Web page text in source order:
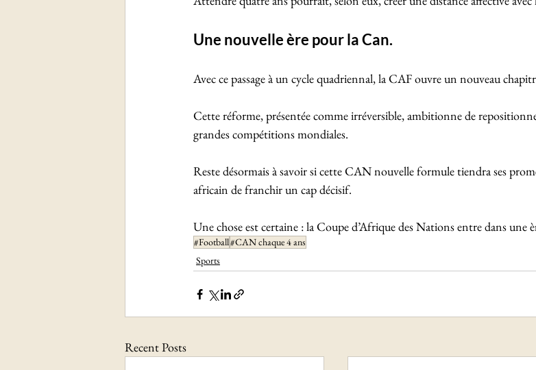
Une nouvelle ère pour la Can.
Avec ce passage à un cycle quadriennal, la CAF ouvre un nouveau
Cette réforme, présentée comme irréversible, ambitionne de
grandes compétitions mondiales.
Reste désormais à savoir si cette CAN nouvelle formule tiendra ses
africain de franchir un cap décisif.
Une chose est certaine : la Coupe d’Afrique des Nations entre dans une
#Football#CAN chaque 4 ans
Sports
Recent Posts